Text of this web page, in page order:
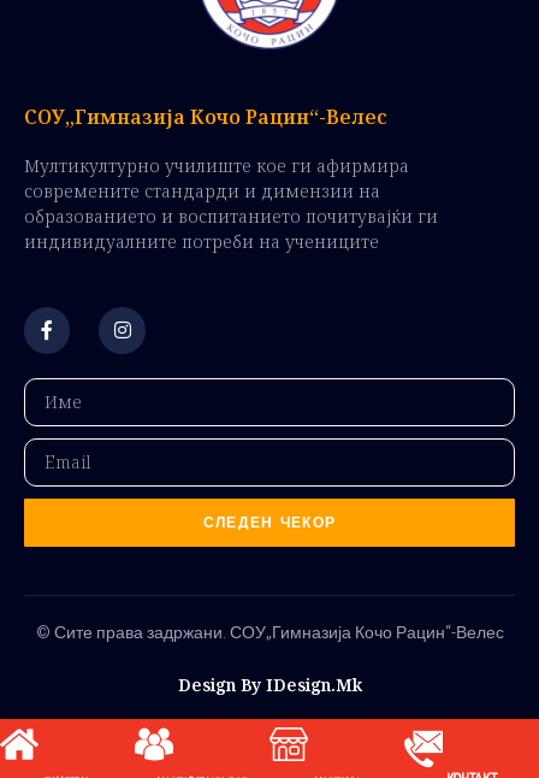
СОУ„Гимназија Кочо Рацин“-Велес
Мултикултурно училиште кое ги афирмира
современите стандарди и димензии на
образованието и воспитанието почитувајќи ги
индивидуалните потреби на учениците
СЛЕДЕН ЧЕКОР
© Сите права задржани. СОУ„Гимназија Кочо Рацин“-Велес
Design By IDesign.mk